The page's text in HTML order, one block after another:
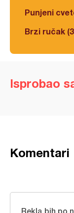
Punjeni
Brzi ručak
Isprobao
Komentari
Rekla bih po